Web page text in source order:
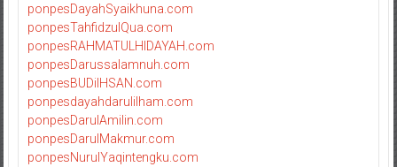
ponpesDayahSyaikhuna.com
ponpesTahfidzulQua.com
ponpesRAHMATULHIDAYAH.com
ponpesDarussalamnuh.com
ponpesBUDiIHSAN.com
ponpesdayahdarulilham.com
ponpesDarulAmilin.com
ponpesDarulMakmur.com
ponpesNurulYaqintengku.com